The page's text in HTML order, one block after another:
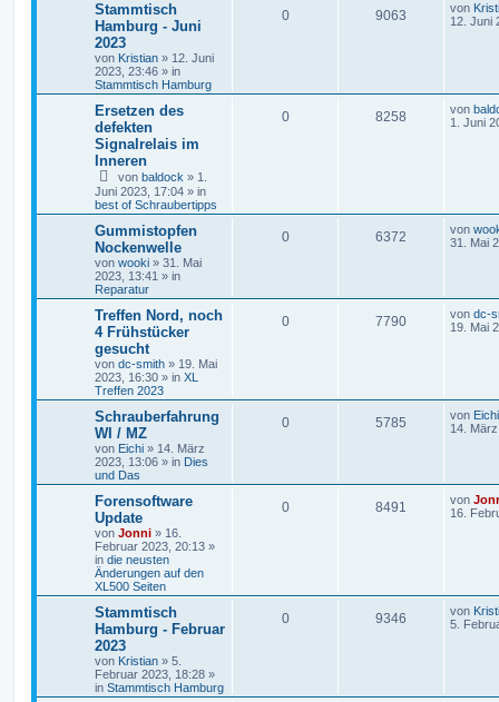
Stammtisch
Hamburg - Juni
2023
von Kristian » 12. Juni
2023, 23:46 » in
Stammtisch Hamburg
0 9063 von
12. Juni
Ersetzen des
defekten
Signalrelais im
Inneren
von baldock » 1.
Juni 2023, 17:04 » in
best of Schraubertipps
0 8258 von
1. Juni
Gummistopfen
Nockenwelle
von wooki » 31. Mai
2023, 13:41 » in
Reparatur
0 6372 von
31. Mai
Treffen Nord, noch
4 Frühstücker
gesucht
von dc-smith » 19. Mai
2023, 16:30 » in XL
Treffen 2023
0 7790 von dc-
19. Mai
Schrauberfahrung
WI / MZ
von Eichi » 14. März
2023, 13:06 » in Dies
und Das
0 5785 von Eichi
14.
Forensoftware
Update
von Jonni » 16.
Februar 2023, 20:13 »
in die neusten
Änderungen auf den
XL500 Seiten
0 8491 von
16.
Stammtisch
Hamburg - Februar
2023
von Kristian » 5.
Februar 2023, 18:28 »
in Stammtisch Hamburg
0 9346 von
5.